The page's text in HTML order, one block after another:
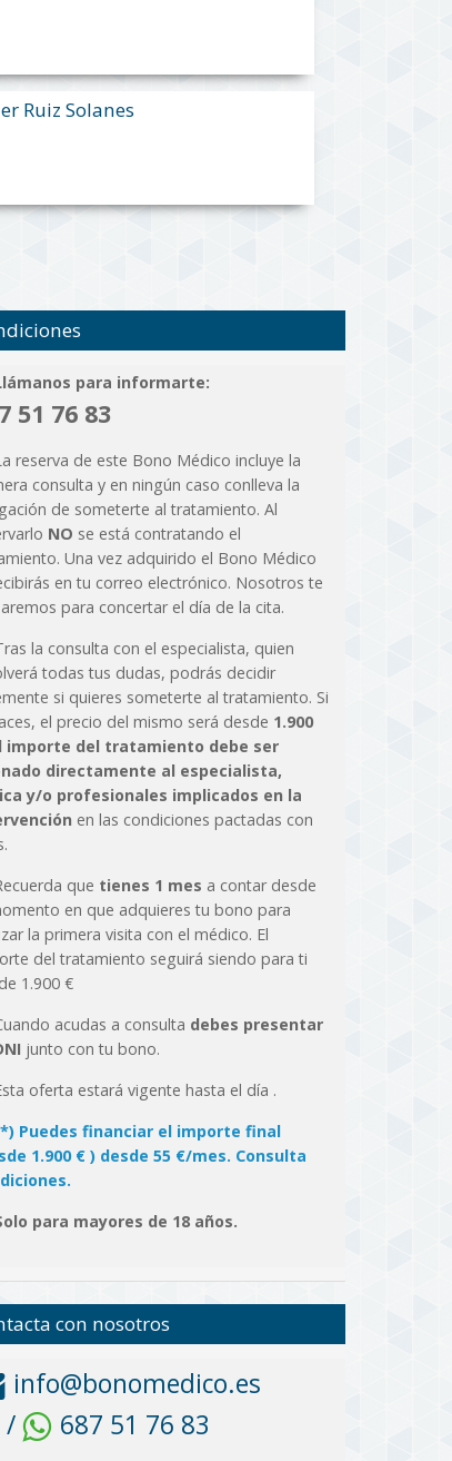
Ruiz Solanes
para informarte:
51 76 83
reserva de este Bono Médico incluye la
consulta y en ningún caso conlleva la
de someterte al tratamiento. Al
NO se está contratando el
Una vez adquirido el Bono Médico
en tu correo electrónico. Nosotros te
para concertar el día de la cita.
la consulta con el especialista, quien
todas tus dudas, podrás decidir
si quieres someterte al tratamiento. Si
el precio del mismo será desde 1.900
importe del tratamiento debe ser
directamente al especialista,
y/o profesionales implicados en la
en las condiciones pactadas con
que tienes 1 mes a contar desde
en que adquieres tu bono para
la primera visita con el médico. El
del tratamiento seguirá siendo para ti
1.900 €
acudas a consulta debes presentar
junto con tu bono.
oferta estará vigente hasta el día .
Puedes financiar el importe final
1.900 € ) desde 55 €/mes. Consulta
para mayores de 18 años.
con nosotros
info@bonomedico.es
/
687 51 76 83